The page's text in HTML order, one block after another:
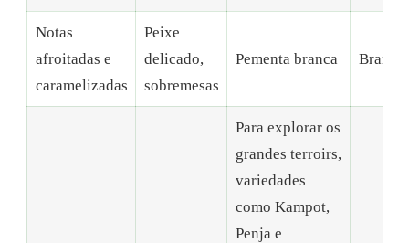
Notas
afroitadas e
caramelizadas
Peixe
delicado,
sobremesas
Pementa branca Branca
Para explorar os
grandes terroirs,
variedades
como Kampot,
Penja e